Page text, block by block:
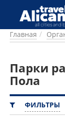
Перейти к
ГОРОДА
ПИТАНИЕ
КЕМПИНГ
Главная
Парки
Пола
ФИЛЬТРЫ